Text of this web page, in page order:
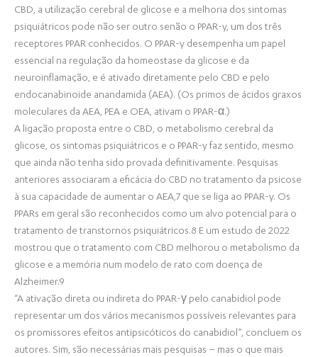
CBD, a utilização cerebral de glicose e a melhoria dos sintomas
psiquiátricos pode não ser outro senão o PPAR-y, um dos três
receptores PPAR conhecidos. O PPAR-y desempenha um papel
essencial na regulação da homeostase da glicose e da
neuroinflamação, e é ativado diretamente pelo CBD e pelo
endocanabinoide anandamida (AEA). (Os primos de ácidos graxos
moleculares da AEA, PEA e OEA, ativam o PPAR-α.)
A ligação proposta entre o CBD, o metabolismo cerebral da
glicose, os sintomas psiquiátricos e o PPAR-y faz sentido, mesmo
que ainda não tenha sido provada definitivamente. Pesquisas
anteriores associaram a eficácia do CBD no tratamento da psicose
à sua capacidade de aumentar o AEA,7 que se liga ao PPAR-y. Os
PPARs em geral são reconhecidos como um alvo potencial para o
tratamento de transtornos psiquiátricos.8 E um estudo de 2022
mostrou que o tratamento com CBD melhorou o metabolismo da
glicose e a memória num modelo de rato com doença de
Alzheimer.9
“A ativação direta ou indireta do PPAR-γ pelo canabidiol pode
representar um dos vários mecanismos possíveis relevantes para
os promissores efeitos antipsicóticos do canabidiol”, concluem os
autores. Sim, são necessárias mais pesquisas – mas o que mais